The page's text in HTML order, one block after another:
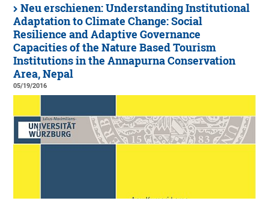
Neu erschienen: Understanding Institutional
Adaptation to Climate Change: Social
Resilience and Adaptive Governance
Capacities of the Nature Based Tourism
Institutions in the Annapurna Conservation
Area, Nepal
05/19/2016